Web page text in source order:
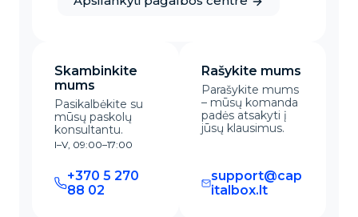
Skambinkite
mums
Pasikalbėkite su
mūsų paskolų
konsultantu.
I–V, 09:00–17:00
+370 5 270
88 02
Rašykite mums
Parašykite mums
– mūsų komanda
padės atsakyti į
jūsų klausimus.
support@cap
italbox.lt